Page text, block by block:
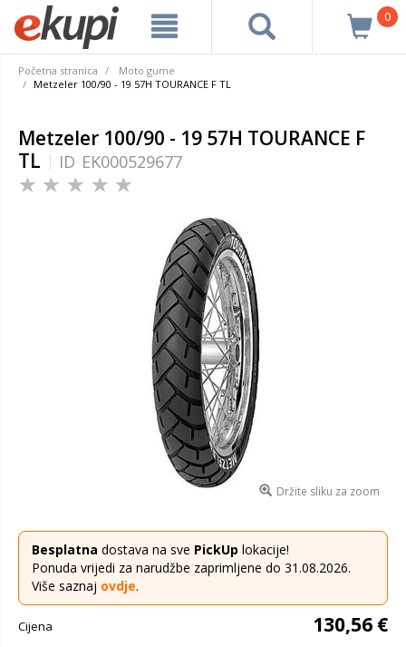
0
Početna stranica
Moto gume
Metzeler 100/90 - 19 57H TOURANCE F TL
Metzeler 100/90 - 19 57H TOURANCE F
TL
ID EK000529677
Držite sliku za zoom
Besplatna dostava na sve PickUp lokacije!
Ponuda vrijedi za narudžbe zaprimljene do 31.08.2026.
Više saznaj ovdje.
Cijena 130,56 €